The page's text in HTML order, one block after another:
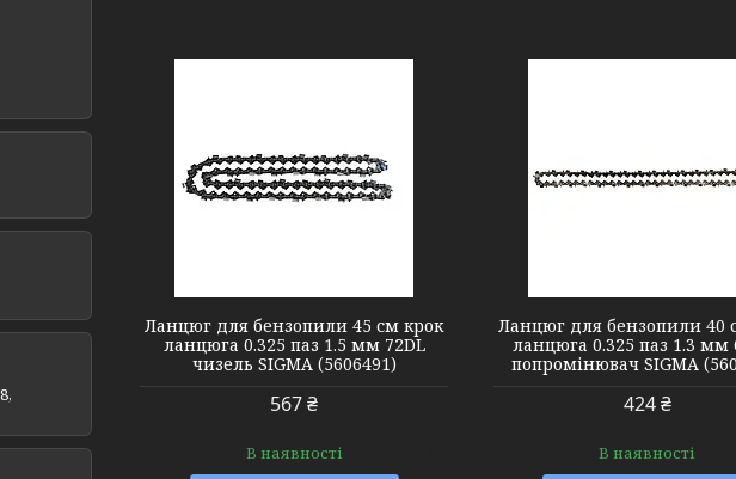
Ланцюг для бензопили 45 см крок
ланцюга 0.325 паз 1.5 мм 72DL
чизель SIGMA (5606491)
567 ₴
В наявності
Ланцюг для бензопили 40
ланцюга 0.325 паз 1.3 мм
попромінювач SIGMA
424 ₴
В наявності